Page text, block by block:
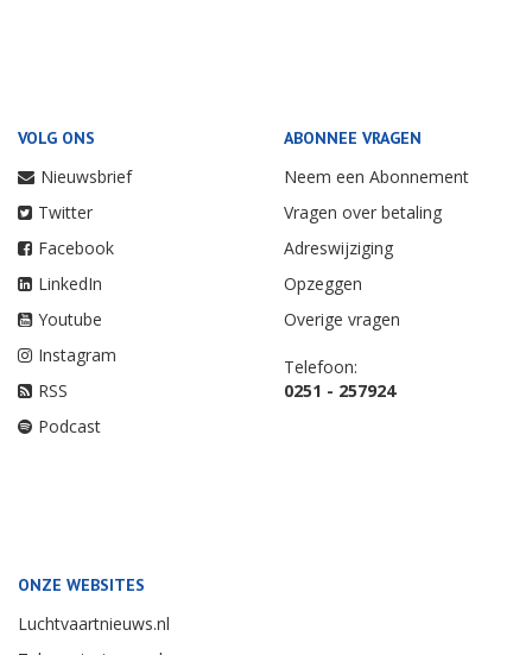
VOLG ONS
Nieuwsbrief
Twitter
Facebook
LinkedIn
Youtube
Instagram
RSS
Podcast
ABONNEE VRAGEN
Neem een Abonnement
Vragen over betaling
Adreswijziging
Opzeggen
Overige vragen
Telefoon:
0251 - 257924
ONZE WEBSITES
Luchtvaartnieuws.nl